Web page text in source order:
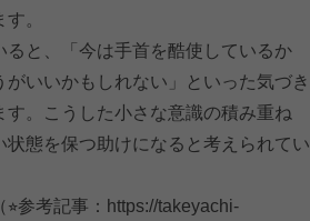
。
ると、「今は手首を酷使しているか
がいいかもしれない」といった気づき
す。こうした小さな意識の積み重ね
状態を保つ助けになると考えられてい
参考記事： https://takeyachi-